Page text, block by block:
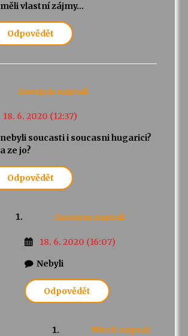
měli vlastní zájmy…
Odpovědět
Anonym napsal:
18. 6. 2020 (12:37)
nebyli soucasti i soucasni hugarici?
a ze jo?
Odpovědět
Anonym napsal:
18. 6. 2020 (16:07)
Nebyli
Odpovědět
Mirek napsal: